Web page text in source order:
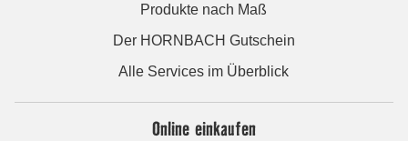
Produkte nach Maß
Der HORNBACH Gutschein
Alle Services im Überblick
Online einkaufen